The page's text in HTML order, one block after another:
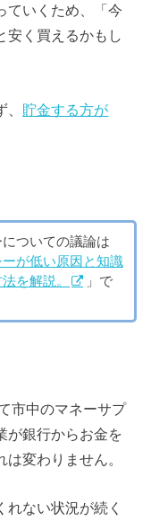
ていくため、「今
安く買えるかもし
貯金する方が
ついての議論は
が低い原因と知識
を解説。
」で
市中のマネーサプ
が銀行からお金を
変わりません。
ない状況が続く